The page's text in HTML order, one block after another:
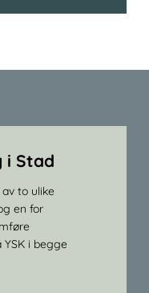
i Stad
to ulike
en for
YSK i begge